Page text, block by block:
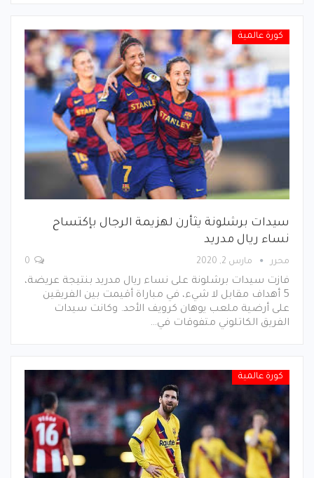
كورة عالمية
سيدات برشلونة يثأرن لهزيمة الرجال بإكتساح
نساء ريال مدريد
محرر مارس 2, 2020
فازت سيدات برشلونة على نساء ريال مدريد بنتيجة عريضة،
5 أهداف مقابل لا شيء، في مباراة أقيمت بين الفريقين
على أرضية ملعب يوهان كرويف الأحد. وكانت سيدات
الفريق الكاتلوني متفوقات في…
كورة عالمية